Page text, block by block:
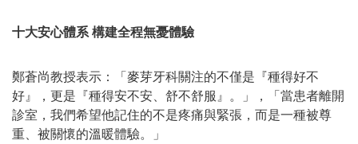
十大安心體系 構建全程無憂體驗
鄭蒼尚教授表示：「麥芽牙科關注的不僅是『種得好不
好』，更是『種得安不安、舒不舒服』。」，「當患者離開
診室，我們希望他記住的不是疼痛與緊張，而是一種被尊
重、被關懷的溫暖體驗。」